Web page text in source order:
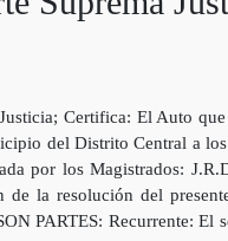
Certifica: El Auto
del Distrito Central a
por los Magistrados:
la resolución del
PARTES: Recurrente: El